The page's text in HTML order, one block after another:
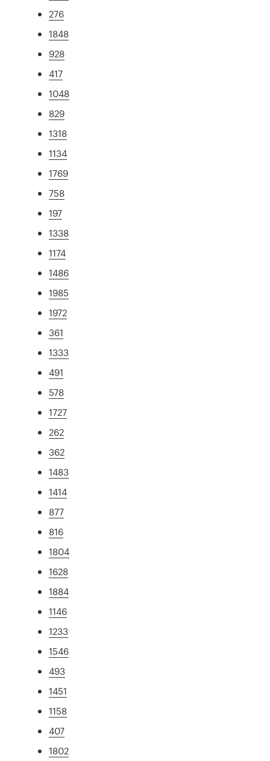
276
1848
928
417
1048
829
1318
1134
1769
758
197
1338
1174
1486
1985
1972
361
1333
491
578
1727
262
362
1483
1414
877
816
1804
1628
1884
1146
1233
1546
493
1451
1158
407
1802